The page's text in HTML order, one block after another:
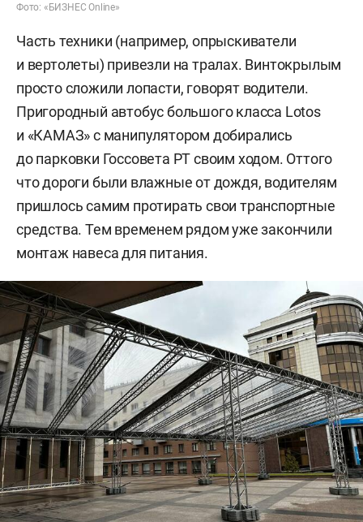
Фото: «БИЗНЕС Online»
Часть техники (например, опрыскиватели
и вертолеты) привезли на тралах. Винтокрылым
просто сложили лопасти, говорят водители.
Пригородный автобус большого класса Lotos
и «КАМАЗ» с манипулятором добирались
до парковки Госсовета РТ своим ходом. Оттого
что дороги были влажные от дождя, водителям
пришлось самим протирать свои транспортные
средства. Тем временем рядом уже закончили
монтаж навеса для питания.